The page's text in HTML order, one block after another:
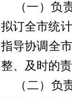
（一）负
拟订全市统
指导协调全
整、及时的责
（二）